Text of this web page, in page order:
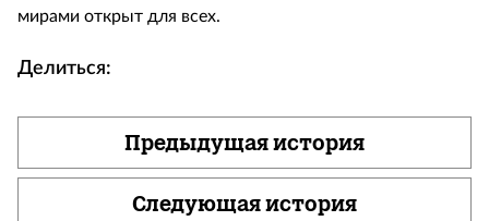
мирами открыт для всех.
Делиться:
Предыдущая история
Следующая история